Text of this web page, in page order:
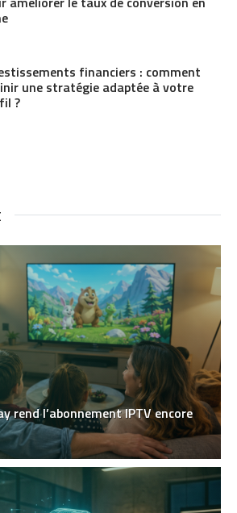
financiers : comment
une stratégie adaptée à votre
?
rend l’abonnement IPTV encore